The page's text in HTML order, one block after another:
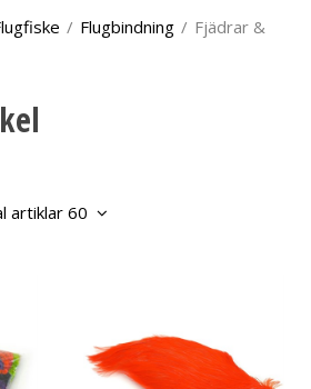
/ Flugbindning / Fjädrar &
artiklar 60